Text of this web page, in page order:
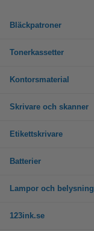
Bläckpatroner
Tonerkassetter
Kontorsmaterial
Skrivare och skanner
Etikettskrivare
Batterier
Lampor och belysning
123ink.se